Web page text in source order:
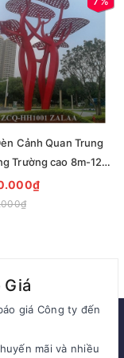
Cảnh Quan Trung
Trường cao 8m-12m
ZALAA Fortune
Giá
giá Công ty đến
mãi và nhiều